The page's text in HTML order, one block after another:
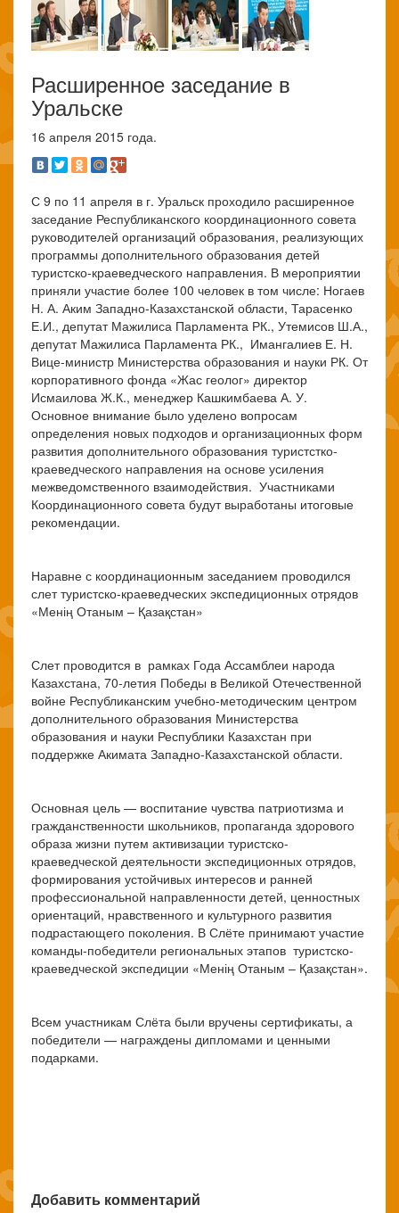
Расширенное заседание в
Уральске
16 апреля 2015 года.
С 9 по 11 апреля в г. Уральск проходило расширенное
заседание Республиканского координационного совета
руководителей организаций образования, реализующих
программы дополнительного образования детей
туристско-краеведческого направления. В мероприятии
приняли участие более 100 человек в том числе: Ногаев
Н. А. Аким Западно-Казахстанской области, Тарасенко
Е.И., депутат Мажилиса Парламента РК., Утемисов Ш.А.,
депутат Мажилиса Парламента РК., Имангалиев Е. Н.
Вице-министр Министерства образования и науки РК. От
корпоративного фонда «Жас геолог» директор
Исмаилова Ж.К., менеджер Кашкимбаева А. У.
Основное внимание было уделено вопросам
определения новых подходов и организационных форм
развития дополнительного образования туристстко-
краеведческого направления на основе усиления
межведомственного взаимодействия. Участниками
Координационного совета будут выработаны итоговые
рекомендации.
Наравне с координационным заседанием проводился
слет туристско-краеведческих экспедиционных отрядов
«Менің Отаным – Қазақстан»
Слет проводится в рамках Года Ассамблеи народа
Казахстана, 70-летия Победы в Великой Отечественной
войне Республиканским учебно-методическим центром
дополнительного образования Министерства
образования и науки Республики Казахстан при
поддержке Акимата Западно-Казахстанской области.
Основная цель — воспитание чувства патриотизма и
гражданственности школьников, пропаганда здорового
образа жизни путем активизации туристско-
краеведческой деятельности экспедиционных отрядов,
формирования устойчивых интересов и ранней
профессиональной направленности детей, ценностных
ориентаций, нравственного и культурного развития
подрастающего поколения. В Слёте принимают участие
команды-победители региональных этапов туристско-
краеведческой экспедиции «Менің Отаным – Қазақстан».
Всем участникам Слёта были вручены сертификаты, а
победители — награждены дипломами и ценными
подарками.
Добавить комментарий